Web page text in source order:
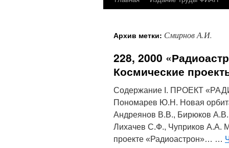
Архив метки: Смирнов А.И.
228, 2000
Космические
Содержание I. ПРОЕКТ
Пономарев Ю.Н. Новая
Андреянов В.В., Бирюков
Лихачев С.Ф., Чуприков А.А.
проекте «Радиоастрон»… …